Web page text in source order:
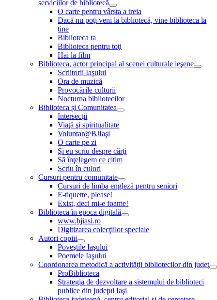
serviciilor de bibliotecă
O carte pentru vârsta a treia
Dacă nu poţi veni la bibliotecă, vine biblioteca la
tine
Biblioteca ta
Biblioteca pentru toţi
Hai la film
Biblioteca, actor principal al scenei culturale ieşene
Scriitorii Iaşului
Ora de muzică
Provocările culturii
Nocturna bibliotecilor
Biblioteca și Comunitatea
Intersecţii
Viaţă şi spiritualitate
Voluntar@BJIaşi
O carte pe zi
Şi eu scriu despre cărţi
Să înţelegem ce citim
Scriu în culori
Cursuri pentru comunitate
Cursuri de limba engleză pentru seniori
E-tiquette, please!
Exist, deci mi-e foame!
Biblioteca în epoca digitală
www.bjiasi.ro
Digitizarea colecţiilor speciale
Autori copiii
Poveştile Iaşului
Poemele Iaşului
Coordonarea metodică a activităţii bibliotecilor din judeţ
ProBiblioteca
Strategia de dezvoltare a sistemului de biblioteci
publice din judeţul Iaşi